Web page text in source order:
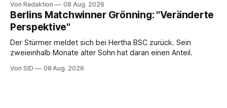
Von Redaktion 08 Aug. 2026
Berlins Matchwinner Grönning: "Veränderte
Perspektive"
Der Stürmer meldet sich bei Hertha BSC zurück. Sein
zweieinhalb Monate alter Sohn hat daran einen Anteil.
Von SID 08 Aug. 2026